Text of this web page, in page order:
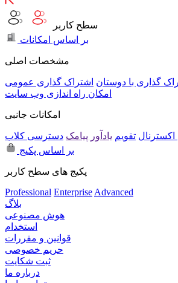
سطح کاربر
بر اساس امکانات
مشخصات اصلی
گذاری با دوستان اشتراک گذاری عمومی
امکان راه اندازی وب سایت
امکانات جانبی
تقویم یادآور پیامک دسترسی کلاب
بر اساس پکیج
پکیج های سطح کاربر
Professional EnterpriseAdvanced
بلاگ
هوش مصنوعی
استخدام
قوانین و مقررات
حریم خصوصی
ثبت شکایت
درباره ما